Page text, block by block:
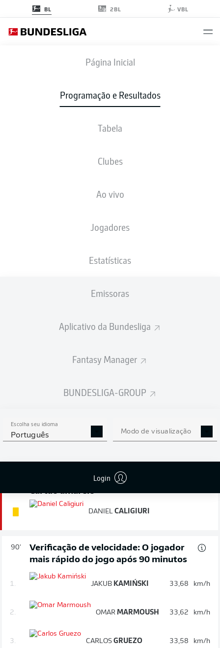
BL 2BL VBL
Página Inicial
Programação e Resultados
Tabela
Clubes
Ao vivo
Jogadores
Estatísticas
Emissoras
Aplicativo da Bundesliga
Fantasy Manager
BUNDESLIGA-GROUP
Escolha seu idioma
Português Modo de visualização
Login
FCA WOB
1 1
ESCALAÇÕES
27' Y. Gerhardt
Cartão amarelo
DANIEL CALIGIURI
90'
Verificação de velocidade: O jogador
mais rápido do jogo após 90 minutos
1. JAKUB KAMIŃSKI 33,68 km/h
2. OMAR MARMOUSH 33,62 km/h
3. CARLOS GRUEZO 33,58 km/h